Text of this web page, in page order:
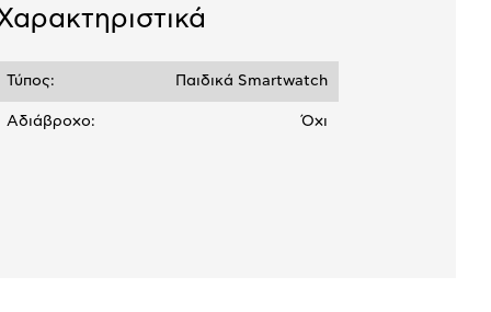
Τύπος: Παιδικά Smartwatch
Αδιάβροχο: Όχι